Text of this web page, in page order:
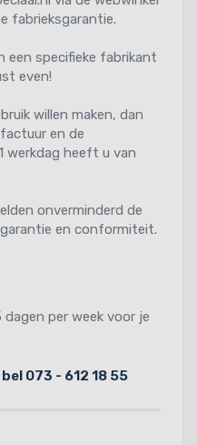
fabrieksgarantie.
een specifieke fabrikant
even!
willen maken, dan
en de
werkdag heeft u van
onverminderd de
en conformiteit.
per week voor je
073 - 612 18 55